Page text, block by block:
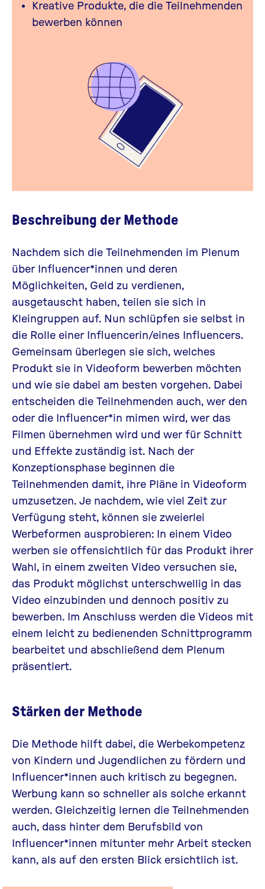
Kreative Produkte, die die Teilnehmenden
bewerben können
Beschreibung der Methode
Nachdem sich die Teilnehmenden im Plenum
über Influencer*innen und deren
Möglichkeiten, Geld zu verdienen,
ausgetauscht haben, teilen sie sich in
Kleingruppen auf. Nun schlüpfen sie selbst in
die Rolle einer Influencerin/eines Influencers.
Gemeinsam überlegen sie sich, welches
Produkt sie in Videoform bewerben möchten
und wie sie dabei am besten vorgehen. Dabei
entscheiden die Teilnehmenden auch, wer den
oder die Influencer*in mimen wird, wer das
Filmen übernehmen wird und wer für Schnitt
und Effekte zuständig ist. Nach der
Konzeptionsphase beginnen die
Teilnehmenden damit, ihre Pläne in Videoform
umzusetzen. Je nachdem, wie viel Zeit zur
Verfügung steht, können sie zweierlei
Werbeformen ausprobieren: In einem Video
werben sie offensichtlich für das Produkt ihrer
Wahl, in einem zweiten Video versuchen sie,
das Produkt möglichst unterschwellig in das
Video einzubinden und dennoch positiv zu
bewerben. Im Anschluss werden die Videos mit
einem leicht zu bedienenden Schnittprogramm
bearbeitet und abschließend dem Plenum
präsentiert.
Stärken der Methode
Die Methode hilft dabei, die Werbekompetenz
von Kindern und Jugendlichen zu fördern und
Influencer*innen auch kritisch zu begegnen.
Werbung kann so schneller als solche erkannt
werden. Gleichzeitig lernen die Teilnehmenden
auch, dass hinter dem Berufsbild von
Influencer*innen mitunter mehr Arbeit stecken
kann, als auf den ersten Blick ersichtlich ist.